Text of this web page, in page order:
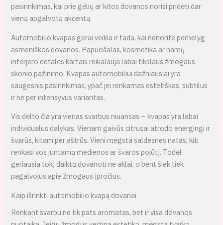
pasirinkimas, kai prie gėlių ar kitos dovanos norisi pridėti dar
vieną apgalvotą akcentą.
Automobilio kvapas gerai veikia ir tada, kai nenorite pernelyg
asmeniškos dovanos. Papuošalas, kosmetika ar namų
interjero detalės kartais reikalauja labai tikslaus žmogaus
skonio pažinimo. Kvapas automobiliui dažniausiai yra
saugesnis pasirinkimas, ypač jei renkamas estetiškas, subtilus
ir ne per intensyvus variantas.
Vis dėlto čia yra vienas svarbus niuansas – kvapas yra labai
individualus dalykas. Vienam gaivūs citrusai atrodo energingi ir
švarūs, kitam per aštrūs. Vieni mėgsta saldesnes natas, kiti
renkasi vos juntamą medienos ar švaros pojūtį. Todėl
geriausia tokį daiktą dovanoti ne aklai, o bent šiek tiek
pagalvojus apie žmogaus įpročius.
Kaip išrinkti automobilio kvapą dovanai
Renkant svarbu ne tik pats aromatas, bet ir visa dovanos